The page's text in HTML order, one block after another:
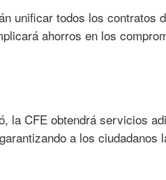
unificar todos los contratos
ahorros en los
la CFE obtendrá servicios
a los